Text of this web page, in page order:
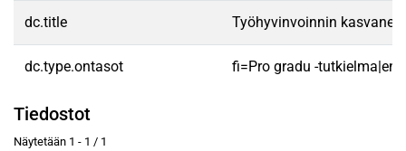
dc.title Työhyvinvoinnin
dc.type.ontasot fi=Pro gradu -
Tiedostot
Näytetään 1 - 1 / 1